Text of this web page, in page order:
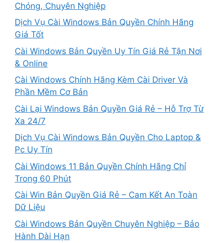
Chóng, Chuyên Nghiệp
Dịch Vụ Cài Windows Bản Quyền Chính Hãng
Giá Tốt
Cài Windows Bản Quyền Uy Tín Giá Rẻ Tận Nơi
& Online
Cài Windows Chính Hãng Kèm Cài Driver Và
Phần Mềm Cơ Bản
Cài Lại Windows Bản Quyền Giá Rẻ – Hỗ Trợ Từ
Xa 24/7
Dịch Vụ Cài Windows Bản Quyền Cho Laptop &
Pc Uy Tín
Cài Windows 11 Bản Quyền Chính Hãng Chỉ
Trong 60 Phút
Cài Win Bản Quyền Giá Rẻ – Cam Kết An Toàn
Dữ Liệu
Cài Windows Bản Quyền Chuyên Nghiệp – Bảo
Hành Dài Hạn